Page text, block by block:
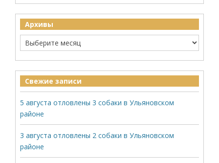
Архивы
Свежие записи
5 августа отловлены 3 собаки в Ульяновском
районе
3 августа отловлены 2 собаки в Ульяновском
районе